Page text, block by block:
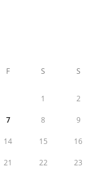
F S S
1 2
7 8 9
14 15 16
21 22 23